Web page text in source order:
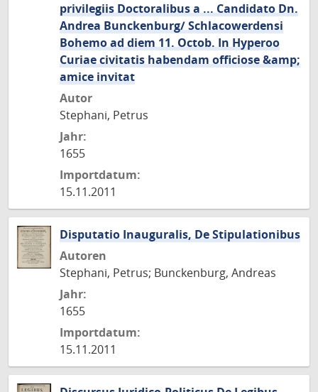
privilegiis Doctoralibus a ... Candidato Dn.
Andrea Bunckenburg/ Schlacowerdensi
Bohemo ad diem 11. Octob. In Hyperoo
Curiae civitatis habendam officiose &amp;
amice invitat
Autor
Stephani, Petrus
Jahr:
1655
Importdatum:
15.11.2011
Disputatio Inauguralis, De Stipulationibus
Autoren
Stephani, Petrus; Bunckenburg, Andreas
Jahr:
1655
Importdatum:
15.11.2011